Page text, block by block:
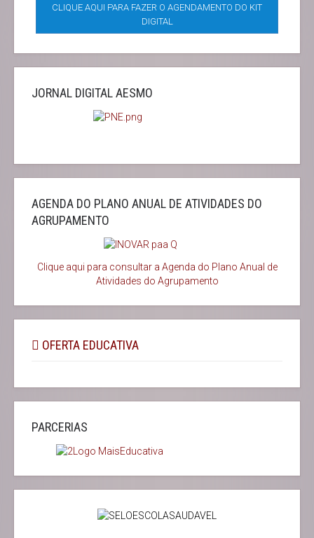
CLIQUE AQUI PARA FAZER O AGENDAMENTO DO KIT
DIGITAL
JORNAL DIGITAL AESMO
AGENDA DO PLANO ANUAL DE ATIVIDADES DO
AGRUPAMENTO
Clique aqui para consultar a Agenda do Plano Anual de
Atividades do Agrupamento
OFERTA EDUCATIVA
PARCERIAS